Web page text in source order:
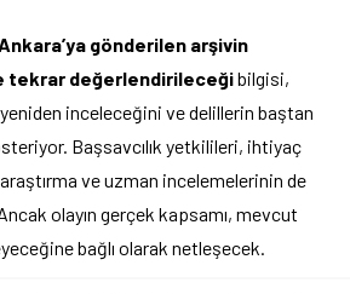
gönderilen arşivin
tekrar değerlendirileceğibilgisi,
inceleceğini ve delillerin baştan
Başsavcılık yetkilileri, ihtiyaç
ve uzman incelemelerinin de
Ancak olayın gerçek kapsamı, mevcut
bağlı olarak netleşecek.